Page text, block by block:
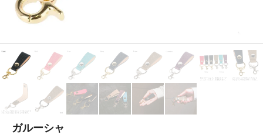
ガルーシャ